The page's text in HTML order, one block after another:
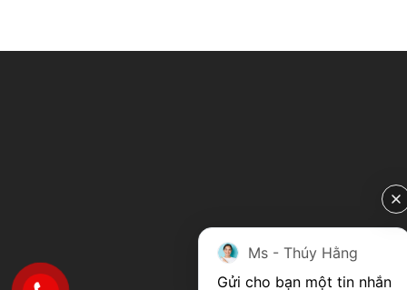
Ms - Thúy Hằng
Gửi cho bạn một tin nhắn